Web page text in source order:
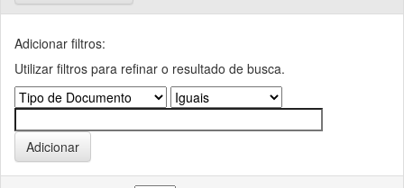
Adicionar filtros:
Utilizar filtros para refinar o resultado de busca.